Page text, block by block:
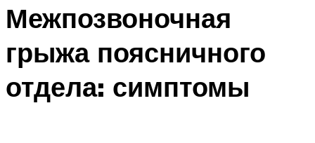
Межпозвоночная
грыжа поясничного
отдела: симптомы